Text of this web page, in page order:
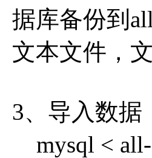
据库备份到
文本文件，
3、导入数据
mysql < all-